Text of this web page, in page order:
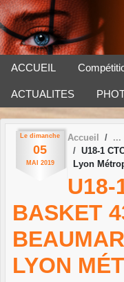
ACCUEIL
ACTUALITES
Le dimanche
05
MAI 2019
Accueil
U18-1
Lyon
U18-
BASKET
LYON
Panneau de gestion des